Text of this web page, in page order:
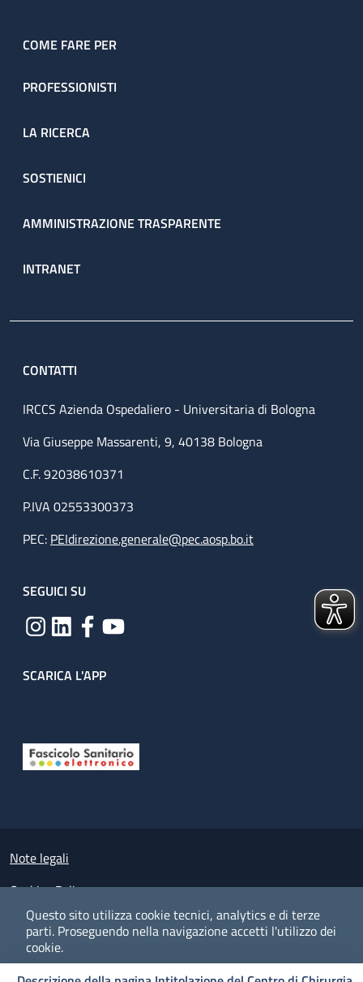
Questo sito utilizza cookie tecnici, analytics e di terze
parti. Proseguendo nella navigazione accetti l'utilizzo dei
cookie.
COME FARE PER
PROFESSIONISTI
LA RICERCA
SOSTIENICI
AMMINISTRAZIONE TRASPARENTE
INTRANET
CONTATTI
IRCCS Azienda Ospedaliero - Universitaria di Bologna
Via Giuseppe Massarenti, 9, 40138 Bologna
C.F. 92038610371
P.IVA 02553300373
PEC: PEIdirezione.generale@pec.aosp.bo.it
SEGUICI SU
SCARICA L'APP
Small prints
Note legali
Cookies Policy
Policy privacy e protezione del dato personale
Albo pretorio on-line